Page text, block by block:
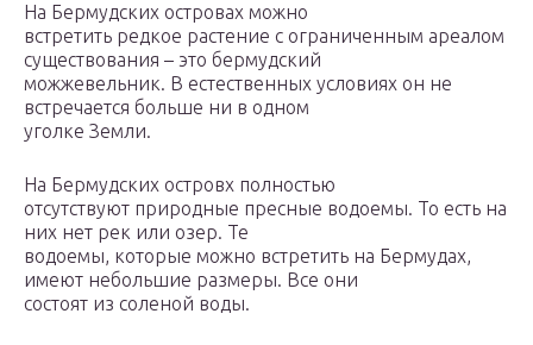
На Бермудских островах можно
встретить редкое растение с ограниченным ареалом
существования – это бермудский
можжевельник. В естественных условиях он не
встречается больше ни в одном
уголке Земли.
На Бермудских островх полностью
отсутствуют природные пресные водоемы. То есть на
них нет рек или озер. Те
водоемы, которые можно встретить на Бермудах,
имеют небольшие размеры. Все они
состоят из соленой воды.